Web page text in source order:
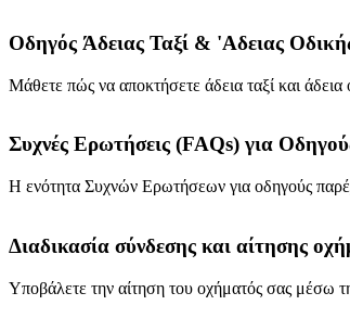
Οδηγός Άδειας Ταξί & 'Αδειας
Μάθετε πώς να αποκτήσετε άδεια ταξί και
Συχνές Ερωτήσεις (FAQs) για
Η ενότητα Συχνών Ερωτήσεων για οδηγούς
Διαδικασία σύνδεσης και αίτησης
Υποβάλετε την αίτηση του οχήματός σας μέσω